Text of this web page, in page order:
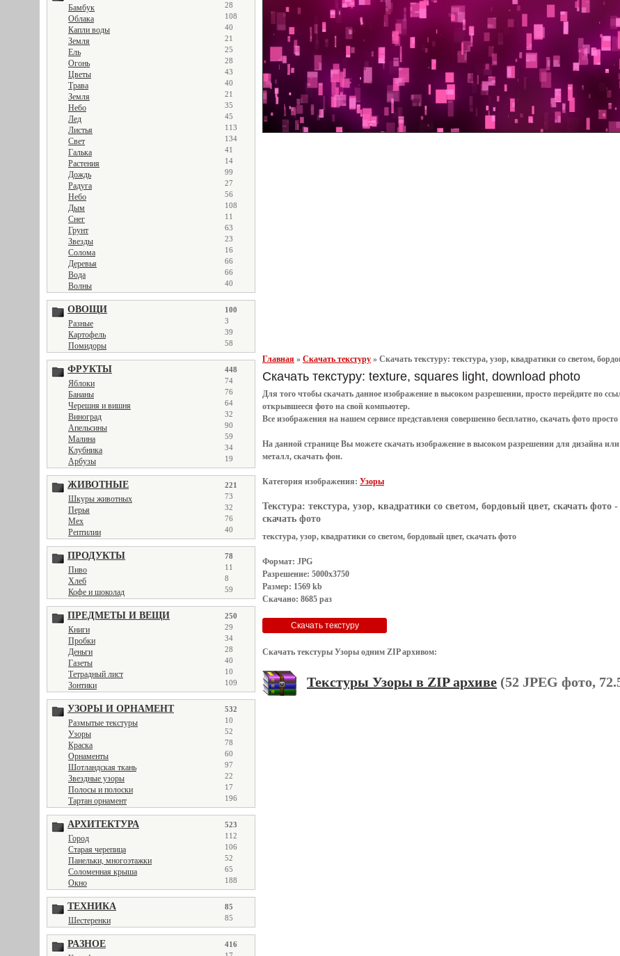
Бамбук 28
Облака 108
Капли воды 40
Земля 21
Ель 25
Огонь 28
Цветы 43
Трава 40
Земля 21
Небо 35
Лед 45
Листья 113
Свет 134
Галька 41
Растения 14
Дождь 99
Радуга 27
Небо 56
Дым 108
Снег 11
Грунт 63
Звезды 23
Солома 16
Деревья 66
Вода 66
Волны 40
ОВОЩИ 100
Разные 3
Картофель 39
Помидоры 58
ФРУКТЫ 448
Яблоки 74
Бананы 76
Черешня и вишня 64
Виноград 32
Апельсины 90
Малина 59
Клубника 34
Арбузы 19
ЖИВОТНЫЕ 221
Шкуры животных 73
Перья 32
Мех 76
Рептилии 40
ПРОДУКТЫ 78
Пиво 11
Хлеб 8
Кофе и шоколад 59
ПРЕДМЕТЫ И ВЕЩИ 250
Книги 29
Пробки 34
Деньги 28
Газеты 40
Тетрадный лист 10
Зонтики 109
УЗОРЫ И ОРНАМЕНТ 532
Размытые текстуры 10
Узоры 52
Краска 78
Орнаменты 60
Шотландская ткань 97
Звездные узоры 22
Полосы и полоски 17
Тартан орнамент 196
АРХИТЕКТУРА 523
Город 112
Старая черепица 106
Панельки, многоэтажки 52
Соломенная крыша 65
Окно 188
ТЕХНИКА 85
Шестеренки 85
РАЗНОЕ 416
Главная » Скачать текстуру » Скачать текстуру: текстура, узор, квадратики со светом,
Скачать текстуру: texture, squares light, download photo
Для того чтобы скачать данное изображение в высоком разрешении, просто перейдите по
открывшееся фото на свой компьютер.
Все изображения на нашем сервисе представленя совершенно бесплатно, скачать фото
На данной странице Вы можете скачать изображение в высоком разрешении для дизайна
металл, скачать фон.
Категория изображения: Узоры
Текстура: текстура, узор, квадратики со светом, бордовый цвет, скачать фото -
скачать фото
текстура, узор, квадратики со светом, бордовый цвет, скачать фото
Формат: JPG
Разрешение: 5000x3750
Размер: 1569 kb
Скачано: 8685 раз
Скачать текстуры Узоры одним ZIP архивом:
Текстуры Узоры в ZIP архиве (52 JPEG фото,